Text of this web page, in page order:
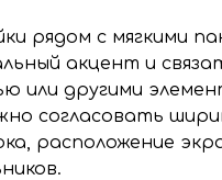
рядом с мягкими
акцент и
или другими
согласовать
расположение